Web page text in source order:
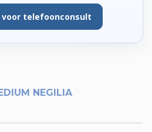
voor telefoonconsult
NEGILIA